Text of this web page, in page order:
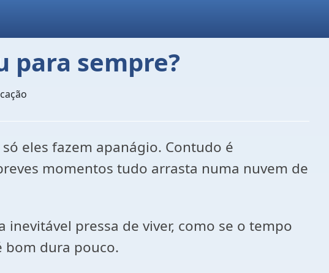
para sempre?
eles fazem apanágio. Contudo é
momentos tudo arrasta numa nuvem de
pressa de viver, como se o tempo
bom dura pouco.